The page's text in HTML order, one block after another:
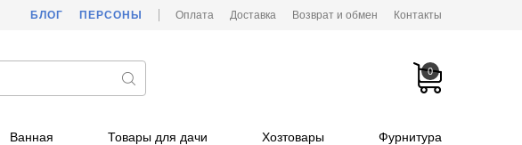
БЛОГ ПЕРСОНЫ Оплата Доставка Возврат и обмен Контакты
0
Ванная Товары для дачи Хозтовары Фурнитура